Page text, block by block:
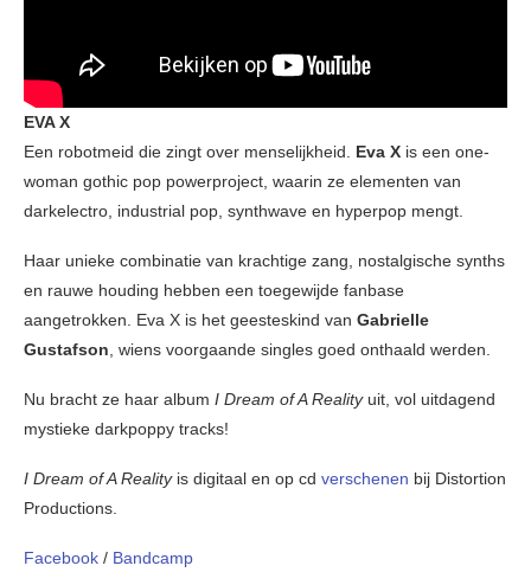
EVA X
Een robotmeid die zingt over menselijkheid. Eva X is een one-
woman gothic pop powerproject, waarin ze elementen van
darkelectro, industrial pop, synthwave en hyperpop mengt.
Haar unieke combinatie van krachtige zang, nostalgische synths
en rauwe houding hebben een toegewijde fanbase
aangetrokken. Eva X is het geesteskind van Gabrielle
Gustafson , wiens voorgaande singles goed onthaald werden.
Nu bracht ze haar album I Dream of A Realityuit, vol uitdagend
mystieke darkpoppy tracks!
I Dream of A Realityis digitaal en op cd verschenen bij Distortion
Productions.
Facebook / Bandcamp